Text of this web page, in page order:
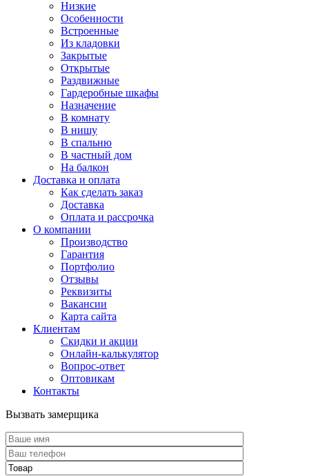
Низкие
Особенности
Встроенные
Из кладовки
Закрытые
Открытые
Раздвижные
Гардеробные шкафы
Назначение
В комнату
В нишу
В спальню
В частный дом
На балкон
Доставка и оплата
Как сделать заказ
Доставка
Оплата и рассрочка
О компании
Производство
Гарантия
Портфолио
Отзывы
Реквизиты
Вакансии
Карта сайта
Клиентам
Скидки и акции
Онлайн-калькулятор
Вопрос-ответ
Оптовикам
Контакты
Вызвать замерщика